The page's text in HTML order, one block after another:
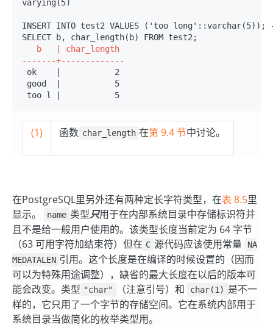
varying(5)
INSERT INTO test2 VALUES ('too
-------+-------------
ok    |           2
good  |           5
too l |           5
(1) 函数 char_length 在第 9.4 节中讨论。
在PostgreSQL里另外还有两种定长字符类型，在表 8.5里
显示。
name 类型只用于在内部系统目录中存储标识符并
且不是给一般用户使用的。该类型长度当前定为 64 字节
（63 可用字符加结束符）但在 C 源代码应该使用常量
NA
MEDATALEN 引用。这个长度是在编译的时候设置的（因而
可以为特殊用途调整），缺省的最大长度在以后的版本可
能会改变。类型 "char" （注意引号）和 char(1) 是不一
样的，它只用了一个字节的存储空间。它在系统内部用于
系统目录当做简化的枚举类型用。